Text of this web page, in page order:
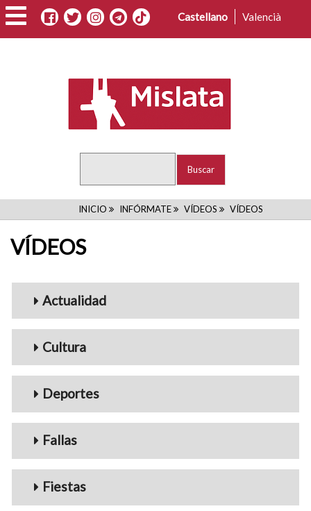
Pasar
al
contenido
Castellano Valencià
RUTA
INICIO INFÓRMATE VÍDEOS VÍDEOS
VÍDEOS
Menu_Videos
Actualidad
Cultura
Deportes
Fallas
Fiestas